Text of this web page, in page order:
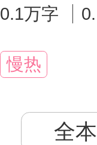
0.1万字
慢热
全